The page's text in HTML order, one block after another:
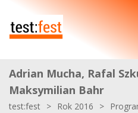
Adrian Mucha, Rafal
Maksymilian Bahr
test:fest > Rok 2016 >